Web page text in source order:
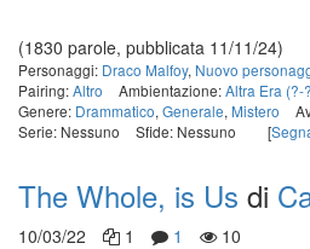
(1830 parole, pubblicata 11/11/24)
Personaggi: Draco Malfoy, Nuovo
Pairing:Altro Ambientazione:Altra Era (?-
Genere: Drammatico, Generale, Mistero
Serie: Nessuno
Sfide: Nessuno [
The Whole, is Us di
10/03/22 1 1 10